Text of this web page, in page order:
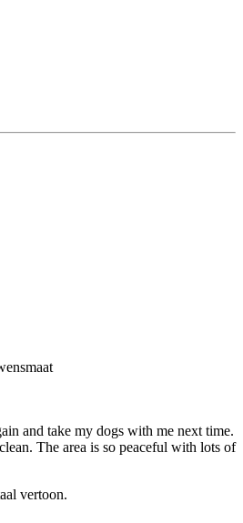
and take my dogs with me next time.
The area is so peaceful with lots of
vertoon.